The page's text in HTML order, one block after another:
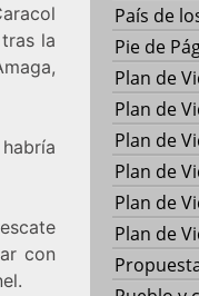
la
con
País de
Pie de
Plan de
Plan de
Plan de
Plan de
Plan de
Plan de